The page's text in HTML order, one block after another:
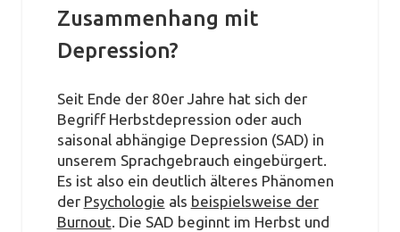
Zusammenhang mit
Depression?
Seit Ende der 80er Jahre hat sich der
Begriff Herbstdepression oder auch
saisonal abhängige Depression (SAD) in
unserem Sprachgebrauch eingebürgert.
Es ist also ein deutlich älteres Phänomen
der Psychologie als beispielsweise der
Burnout. Die SAD beginnt im Herbst und